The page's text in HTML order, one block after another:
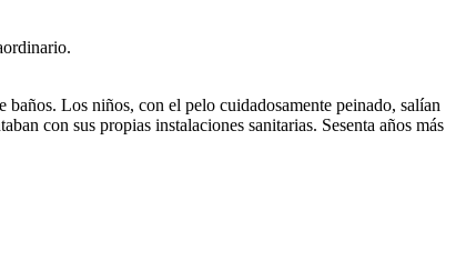
Los niños, con el pelo cuidadosamente peinado, salían
con sus propias instalaciones sanitarias. Sesenta años más